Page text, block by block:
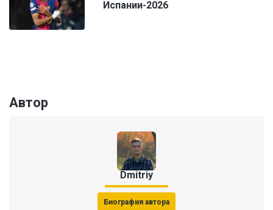
Испании-2026
Автор
Dmitriy
Биография автора